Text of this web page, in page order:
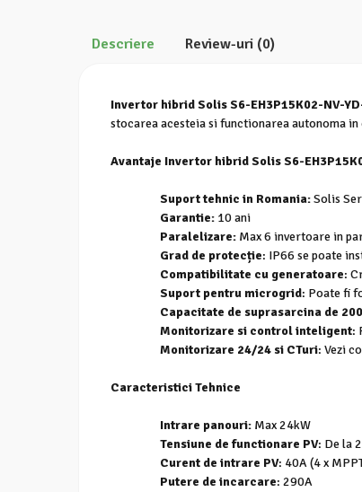
Descriere Review-uri (0)
Invertor hibrid Solis S6-EH3P15K02-NV-
stocarea acesteia si functionarea autonoma
Avantaje Invertor hibrid Solis S6-
Suport tehnic in Romania:Solis
Garantie: 10 ani
Paralelizare: Max 6 invertoare in
Grad de protecție: IP66 se poate
Compatibilitate cu generatoare:
Suport pentru microgrid: Poate fi
Capacitate de suprasarcina de
Monitorizare si control inteligent:
Monitorizare 24/24 si CTuri: Vezi
Caracteristici Tehnice
Intrare panouri: Max 24kW
Tensiune de functionare PV: De la
Curent de intrare PV: 40A (4 x
Putere de incarcare: 290A